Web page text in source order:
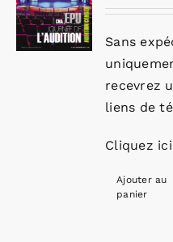
Sans
recevrez
liens de
Cliquez
Ajouter au
panier